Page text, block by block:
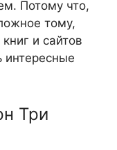
Потому что,
тому,
и сайтов
интересные
Три